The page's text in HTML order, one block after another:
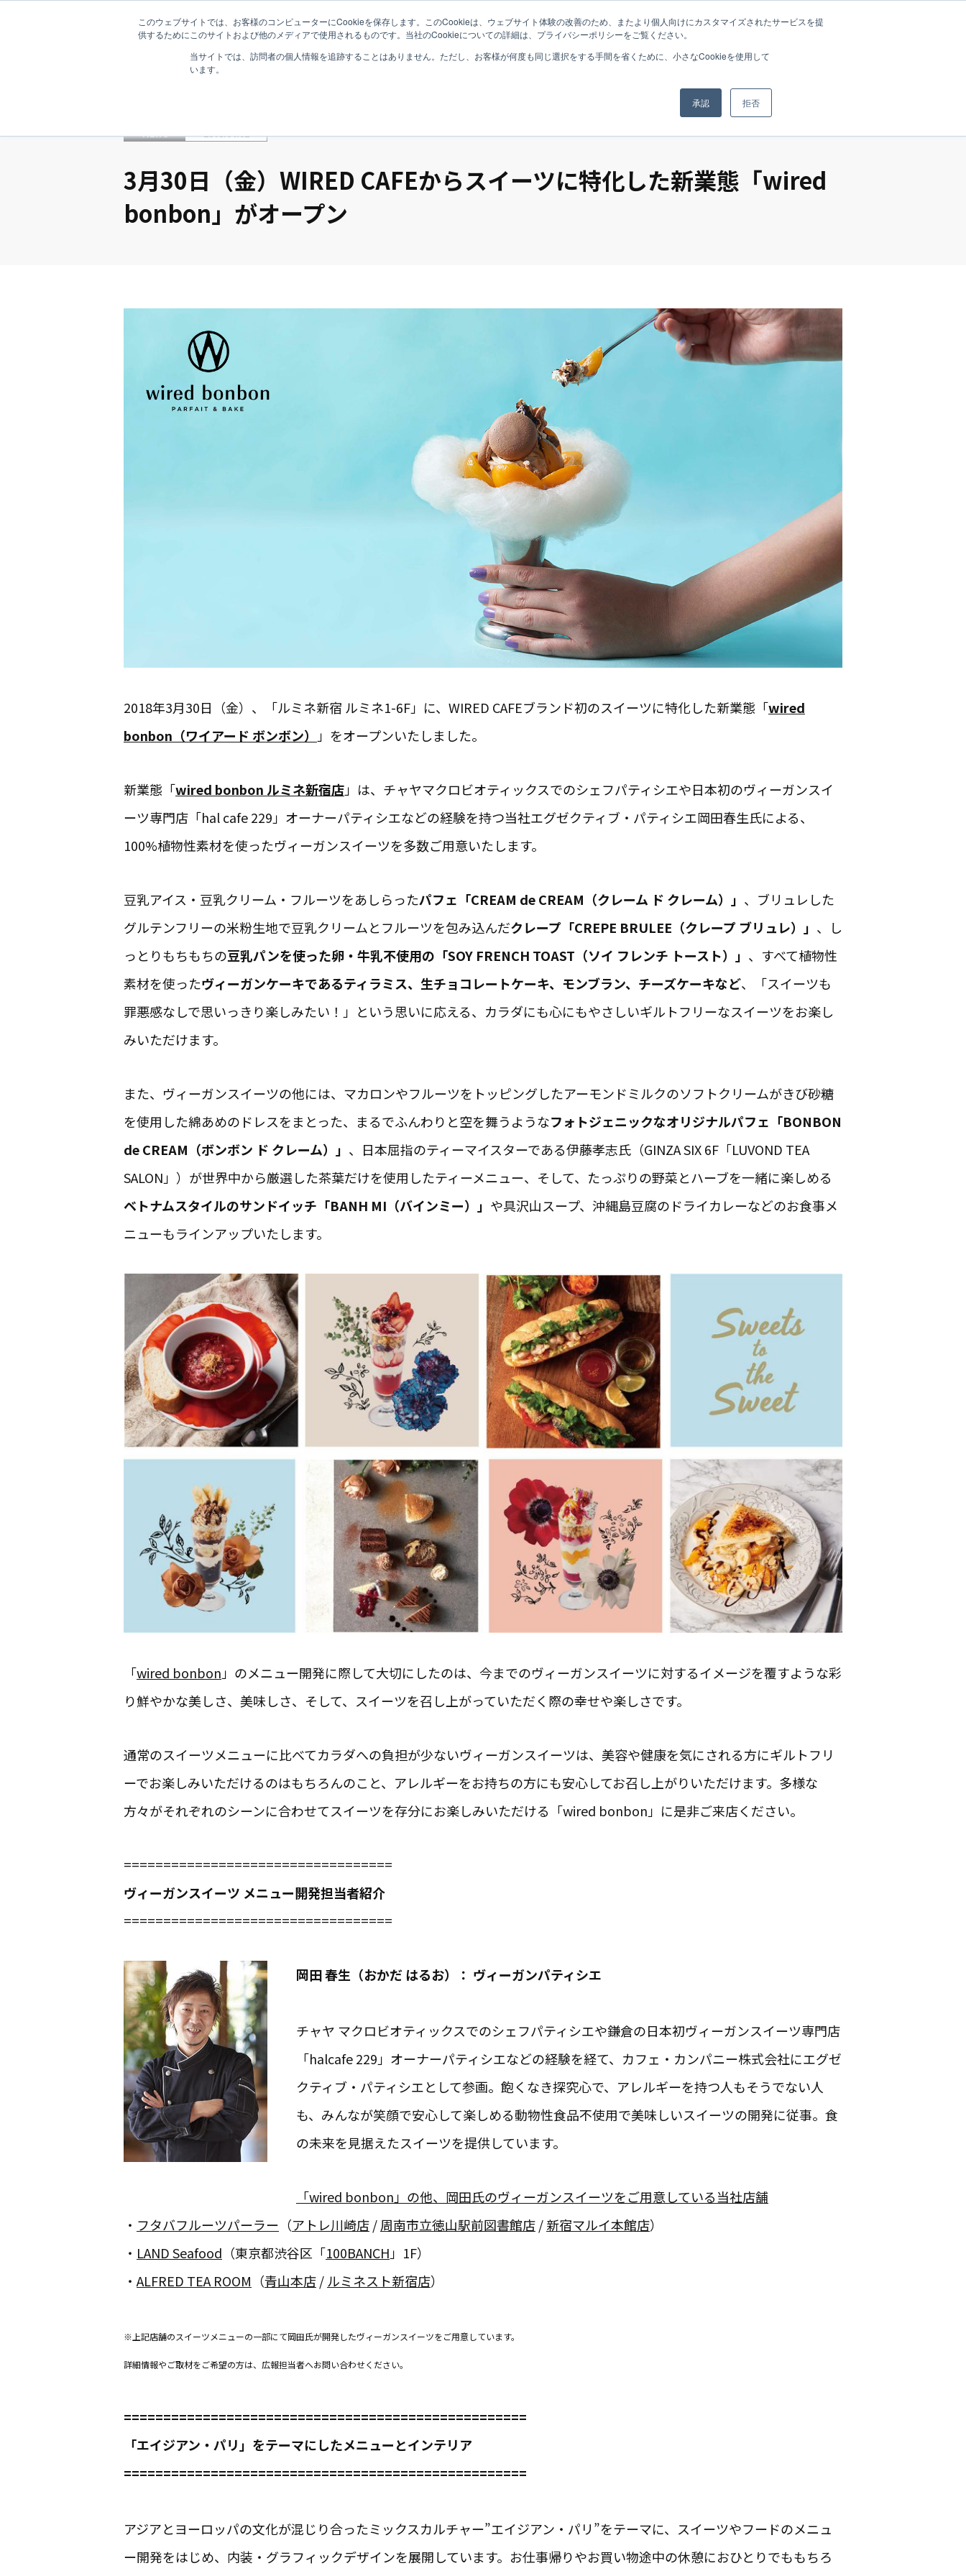
このウェブサイトでは、お客様のコンピューターにCookieを保存します。このCookieは、ウェブサイト体験の改善のため、またより個人向けにカスタマイズされたサービスを提
供するためにこのサイトおよび他のメディアで使用されるものです。当社のCookieについての詳細は、プライバシーポリシーをご覧ください。
当サイトでは、訪問者の個人情報を追跡することはありません。ただし、お客様が何度も同じ選択をする手間を省くために、小さなCookieを使用して
います。
承認 拒否
Top Philosophy
NEWS 2018.04.02
3月30日（金）WIRED CAFEからスイーツに特化した新業態「wired
bonbon」がオープン
2018年3月30日（金）、「ルミネ新宿 ルミネ1-6F」に、WIRED CAFEブランド初のスイーツに特化した新業態「wired
bonbon（ワイアード ボンボン）
」をオープンいたしました。
新業態「wired bonbon ルミネ新宿店」は、チャヤマクロビオティックスでのシェフパティシエや日本初のヴィーガンスイ
ーツ専門店「hal cafe 229」オーナーパティシエなどの経験を持つ当社エグゼクティブ・パティシエ岡田春生氏による、
100%植物性素材を使ったヴィーガンスイーツを多数ご用意いたします。
豆乳アイス・豆乳クリーム・フルーツをあしらったパフェ「CREAM de CREAM（クレーム ド クレーム）」 、ブリュレした
グルテンフリーの米粉生地で豆乳クリームとフルーツを包み込んだクレープ「CREPE BRULEE（クレープ ブリュレ）」 、し
っとりもちもちの豆乳パンを使った卵・牛乳不使用の「SOY FRENCH TOAST（ソイ フレンチ トースト）」 、すべて植物性
素材を使ったヴィーガンケーキであるティラミス、生チョコレートケーキ、モンブラン、チーズケーキなど、「スイーツも
罪悪感なしで思いっきり楽しみたい！」という思いに応える、カラダにも心にもやさしいギルトフリーなスイーツをお楽し
みいただけます。
また、ヴィーガンスイーツの他には、マカロンやフルーツをトッピングしたアーモンドミルクのソフトクリームがきび砂糖
を使用した綿あめのドレスをまとった、まるでふんわりと空を舞うようなフォトジェニックなオリジナルパフェ「BONBON
de CREAM（ボンボン ド クレーム）」 、日本屈指のティーマイスターである伊藤孝志氏（GINZA SIX 6F「LUVOND TEA
SALON」）が世界中から厳選した茶葉だけを使用したティーメニュー、そして、たっぷりの野菜とハーブを一緒に楽しめる
ベトナムスタイルのサンドイッチ「BANH MI（バインミー）」 や具沢山スープ、沖縄島豆腐のドライカレーなどのお食事メ
ニューもラインアップいたします。
「wired bonbon 」のメニュー開発に際して大切にしたのは、今までのヴィーガンスイーツに対するイメージを覆すような彩
り鮮やかな美しさ、美味しさ、そして、スイーツを召し上がっていただく際の幸せや楽しさです。
通常のスイーツメニューに比べてカラダへの負担が少ないヴィーガンスイーツは、美容や健康を気にされる方にギルトフリ
ーでお楽しみいただけるのはもちろんのこと、アレルギーをお持ちの方にも安心してお召し上がりいただけます。多様な
方々がそれぞれのシーンに合わせてスイーツを存分にお楽しみいただける「wired bonbon」に是非ご来店ください。
==================================
ヴィーガンスイーツ メニュー開発担当者紹介
==================================
岡田 春生（おかだ はるお）： ヴィーガンパティシエ
チャヤ マクロビオティックスでのシェフパティシエや鎌倉の日本初ヴィーガンスイーツ専門店
「halcafe 229」オーナーパティシエなどの経験を経て、カフェ・カンパニー株式会社にエグゼ
クティブ・パティシエとして参画。飽くなき探究心で、アレルギーを持つ人もそうでない人
も、みんなが笑顔で安心して楽しめる動物性食品不使用で美味しいスイーツの開発に従事。食
の未来を見据えたスイーツを提供しています。
「wired bonbon」の他、岡田氏のヴィーガンスイーツをご用意している当社店舗
・ フタバフルーツパーラー （アトレ川崎店/周南市立徳山駅前図書館店/新宿マルイ本館店）
・ LAND Seafood （東京都渋谷区「100BANCH 」1F）
・ ALFRED TEA ROOM （青山本店/ ルミネスト新宿店）
※上記店舗のスイーツメニューの一部にて岡田氏が開発したヴィーガンスイーツをご用意しています。
詳細情報やご取材をご希望の方は、広報担当者へお問い合わせください。
===================================================
「エイジアン・パリ」をテーマにしたメニューとインテリア
===================================================
アジアとヨーロッパの文化が混じり合ったミックスカルチャー”エイジアン・パリ”をテーマに、スイーツやフードのメニュ
ー開発をはじめ、内装・グラフィックデザインを展開しています。お仕事帰りやお買い物途中の休憩におひとりでももちろ